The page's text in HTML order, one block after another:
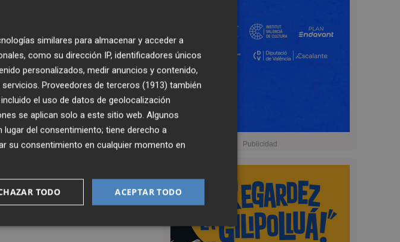
similares para almacenar y acceder a
como su dirección IP, identificadores únicos
personalizados, medir anuncios y contenido,
Proveedores de terceros (1913) también
el uso de datos de geolocalización
se aplican solo a este sitio web. Algunos
del consentimiento; tiene derecho a
su consentimiento en cualquier momento en
ACEPTAR TODO
TODO